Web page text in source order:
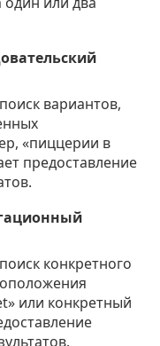
вариантов,
«пиццерии в
предоставление
конкретного
или конкретный